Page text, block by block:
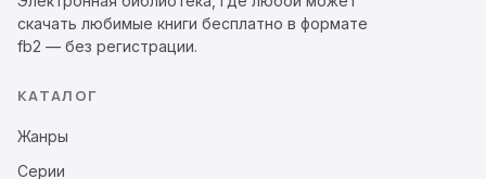
скачать любимые книги бесплатно в формате
fb2 — без регистрации.
КАТАЛОГ
Жанры
Серии